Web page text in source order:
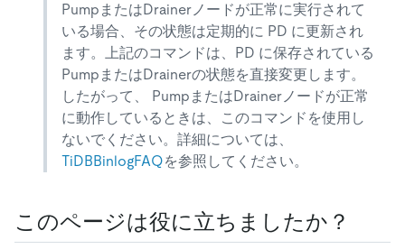
PumpまたはDrainerノードが正常に実行されて
いる場合、その状態は定期的に PD に更新され
ます。上記のコマンドは、PD に保存されている
PumpまたはDrainerの状態を直接変更します。
したがって、 PumpまたはDrainerノードが正常
に動作しているときは、このコマンドを使用し
ないでください。詳細については、
TiDBBinlogFAQを参照してください。
このページは役に立ちましたか？